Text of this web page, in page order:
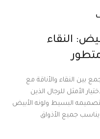
النقاء
النقاء والأناقة مع
الأمثل للرجال الذين
البسيط ولونه الأبيض
جميع الأذواق